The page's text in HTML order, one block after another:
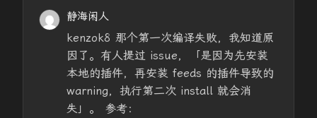
静海闲人
kenzok8 那个第一次编译失败，我知道原
因了。有人提过 issue，「是因为先安装
本地的插件，再安装 feeds 的插件导致的
warning，执行第二次 install 就会消
失」。 参考：